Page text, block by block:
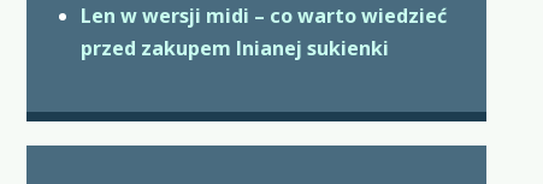
Len w wersji midi – co warto wiedzieć
przed zakupem lnianej sukienki